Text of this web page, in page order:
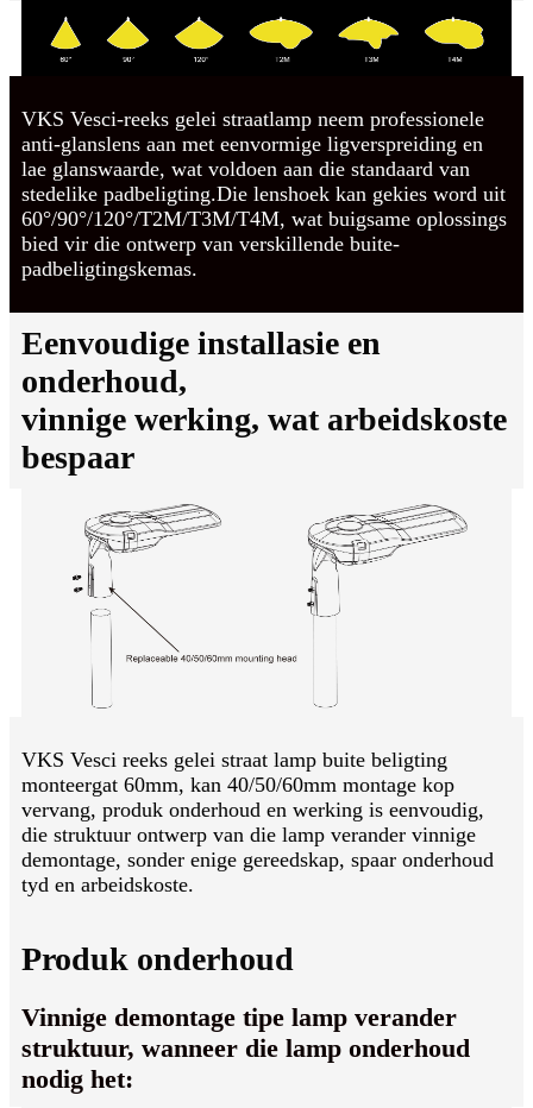
VKS Vesci-reeks gelei straatlamp neem professionele
anti-glanslens aan met eenvormige ligverspreiding en
lae glanswaarde, wat voldoen aan die standaard van
stedelike padbeligting.Die lenshoek kan gekies word uit
60°/90°/120°/T2M/T3M/T4M, wat buigsame oplossings
bied vir die ontwerp van verskillende buite-
padbeligtingskemas.
Eenvoudige installasie en
onderhoud,
vinnige werking, wat arbeidskoste
bespaar
VKS Vesci reeks gelei straat lamp buite beligting
monteergat 60mm, kan 40/50/60mm montage kop
vervang, produk onderhoud en werking is eenvoudig,
die struktuur ontwerp van die lamp verander vinnige
demontage, sonder enige gereedskap, spaar onderhoud
tyd en arbeidskoste.
Produk onderhoud
Vinnige demontage tipe lamp verander
struktuur, wanneer die lamp onderhoud
nodig het: